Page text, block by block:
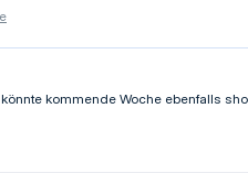
kommende Woche ebenfalls